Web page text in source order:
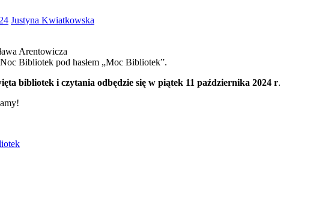
Justyna Kwiatkowska
Arentowicza
Bibliotek pod hasłem „Moc Bibliotek”.
bibliotek i czytania odbędzie się w piątek 11 października 2024 r.